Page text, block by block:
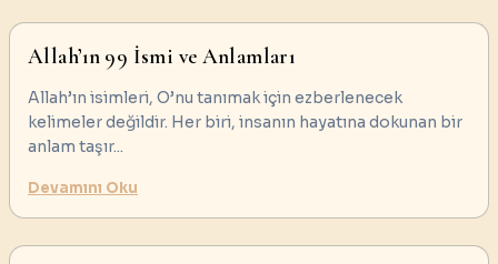
Allah’ın 99 İsmi ve Anlamları
Allah’ın isimleri, O’nu tanımak için ezberlenecek
kelimeler değildir. Her biri, insanın hayatına dokunan bir
anlam taşır...
Devamını Oku